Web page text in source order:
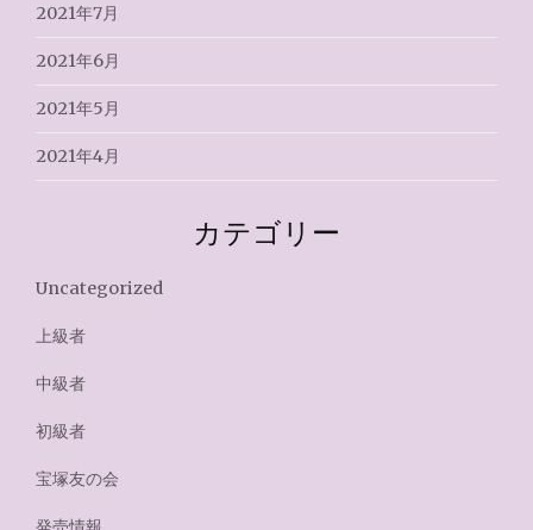
2021年7月
2021年6月
2021年5月
2021年4月
カテゴリー
Uncategorized
上級者
中級者
初級者
宝塚友の会